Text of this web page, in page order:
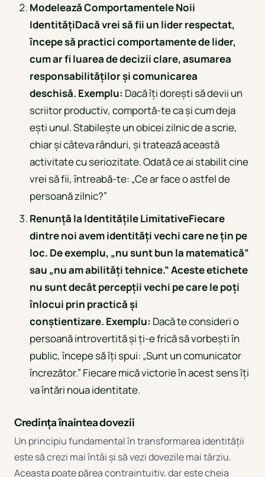
Modelează Comportamentele Noii
IdentitățiDacă vrei să fii un lider respectat,
începe să practici comportamente de lider,
cum ar fi luarea de decizii clare, asumarea
responsabilităților și comunicarea
deschisă. Exemplu: Dacă îți dorești să devii un
scriitor productiv, comportă-te ca și cum deja
ești unul. Stabilește un obicei zilnic de a scrie,
chiar și câteva rânduri, și tratează această
activitate cu seriozitate. Odată ce ai stabilit cine
vrei să fii, întreabă-te: „Ce ar face o astfel de
persoană zilnic?”
Renunță la Identitățile LimitativeFiecare
dintre noi avem identități vechi care ne țin pe
loc. De exemplu, „nu sunt bun la matematică”
sau „nu am abilități tehnice.” Aceste etichete
nu sunt decât percepții vechi pe care le poți
înlocui prin practică și
conștientizare. Exemplu: Dacă te consideri o
persoană introvertită și ți-e frică să vorbești în
public, începe să îți spui: „Sunt un comunicator
încrezător.” Fiecare mică victorie în acest sens îți
va întări noua identitate.
Credința înaintea dovezii
Un principiu fundamental în transformarea identității
este să crezi mai întâi și să vezi dovezile mai târziu.
Aceasta poate părea contraintuitiv, dar este cheia